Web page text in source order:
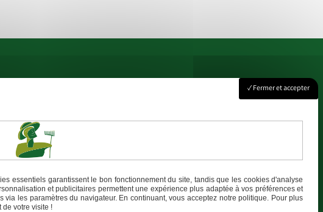
87 58
Email
contact@lesjardinsderateau.fr
Fermer et accepter
essentiels garantissent le bon fonctionnement du site, tandis que les cookies d'analyse
et publicitaires permettent une expérience plus adaptée à vos préférences et
les paramètres du navigateur. En continuant, vous acceptez notre politique. Pour plus
de votre visite !